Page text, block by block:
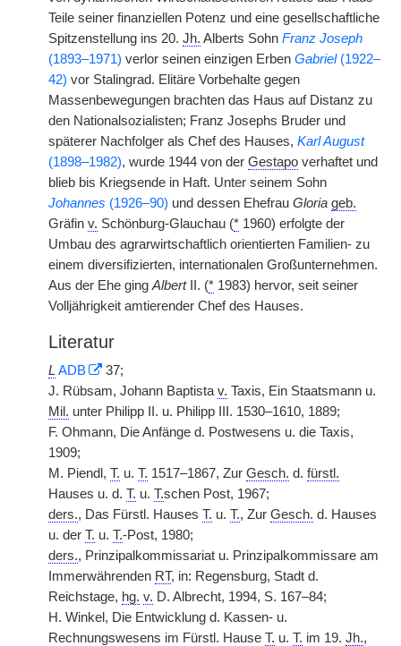
Teile seiner finanziellen Potenz und eine gesellschaftliche
Spitzenstellung ins 20. Jh. Alberts Sohn Franz Joseph
(1893–1971) verlor seinen einzigen Erben Gabriel(1922–
42) vor Stalingrad. Elitäre Vorbehalte gegen
Massenbewegungen brachten das Haus auf Distanz zu
den Nationalsozialisten; Franz Josephs Bruder und
späterer Nachfolger als Chef des Hauses, Karl August
(1898–1982), wurde 1944 von der Gestapo verhaftet und
blieb bis Kriegsende in Haft. Unter seinem Sohn
Johannes (1926–90) und dessen Ehefrau Gloria geb.
Gräfin v. Schönburg-Glauchau (* 1960) erfolgte der
Umbau des agrarwirtschaftlich orientierten Familien- zu
einem diversifizierten, internationalen Großunternehmen.
Aus der Ehe ging AlbertII. (* 1983) hervor, seit seiner
Volljährigkeit amtierender Chef des Hauses.
Literatur
L ADB
37;
J. Rübsam, Johann Baptista v. Taxis, Ein Staatsmann u.
Mil. unter Philipp II. u. Philipp III. 1530–1610, 1889;
F. Ohmann, Die Anfänge d. Postwesens u. die Taxis,
1909;
M. Piendl, T. u. T. 1517–1867, Zur Gesch. d. fürstl.
Hauses u. d. T. u. T.schen Post, 1967;
ders., Das Fürstl. Hauses T. u. T., Zur Gesch. d. Hauses
u. der T. u. T.-Post, 1980;
ders., Prinzipalkommissariat u. Prinzipalkommissare am
Immerwährenden RT, in: Regensburg, Stadt d.
Reichstage, hg. v. D. Albrecht, 1994, S. 167–84;
H. Winkel, Die Entwicklung d. Kassen- u.
Rechnungswesens im Fürstl. Hause T. u. T. im 19. Jh.,